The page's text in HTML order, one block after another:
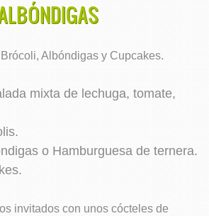
Albóndigas y Cupcakes.
mixta de lechuga, tomate,
o Hamburguesa de ternera.
invitados con unos cócteles de